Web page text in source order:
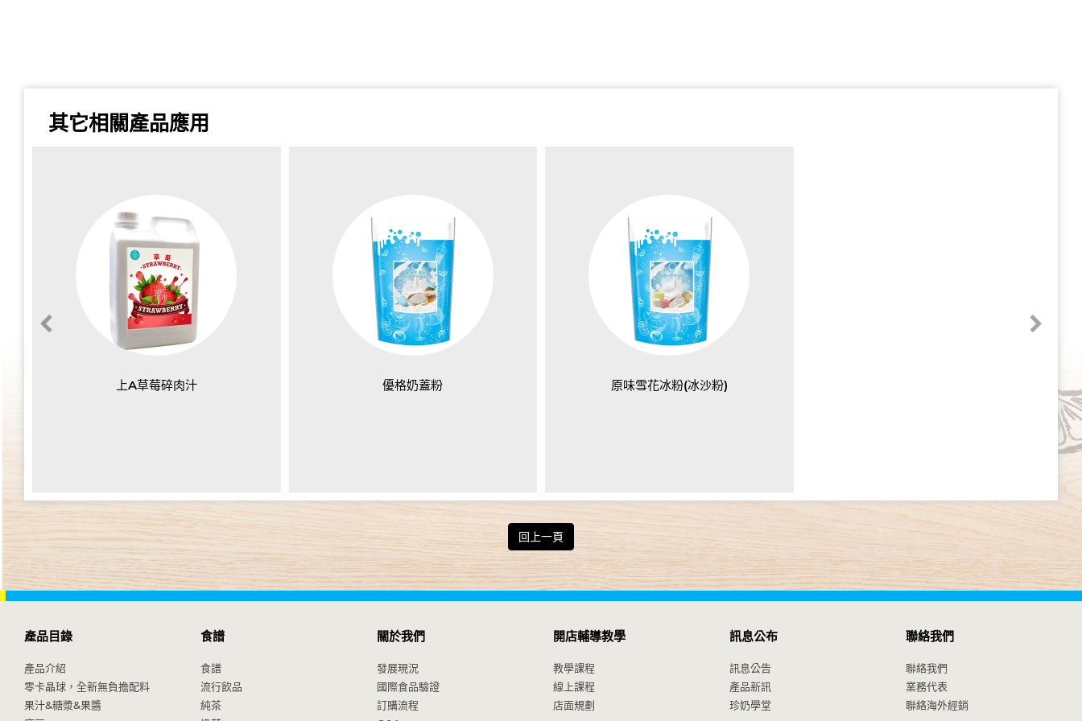
其它相關產品應用
上A草莓碎肉汁 優格奶蓋粉 原味雪花冰粉(冰沙粉)
回上一頁
產品目錄
產品介紹
零卡晶球，全新無負擔配料
果汁&糖漿&果醬
食譜
食譜
流行飲品
純茶
關於我們
發展現況
國際食品驗證
訂購流程
開店輔導教學
教學課程
線上課程
店面規劃
訊息公布
訊息公告
產品新訊
珍奶學堂
聯絡我們
聯絡我們
業務代表
聯絡海外經銷